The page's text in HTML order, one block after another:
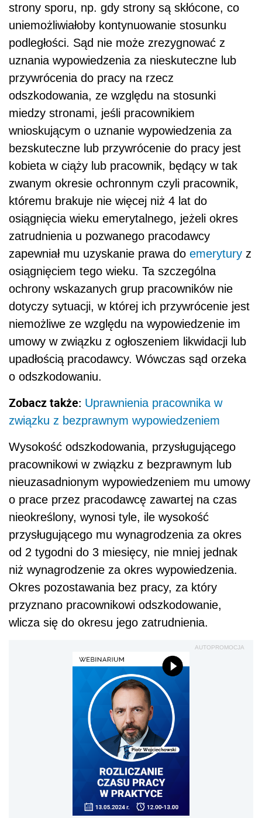
strony sporu, np. gdy strony są skłócone, co
uniemożliwiałoby kontynuowanie stosunku
podległości. Sąd nie może zrezygnować z
uznania wypowiedzenia za nieskuteczne lub
przywrócenia do pracy na rzecz
odszkodowania, ze względu na stosunki
miedzy stronami, jeśli pracownikiem
wnioskującym o uznanie wypowiedzenia za
bezskuteczne lub przywrócenie do pracy jest
kobieta w ciąży lub pracownik, będący w tak
zwanym okresie ochronnym czyli pracownik,
któremu brakuje nie więcej niż 4 lat do
osiągnięcia wieku emerytalnego, jeżeli okres
zatrudnienia u pozwanego pracodawcy
zapewniał mu uzyskanie prawa do emerytury z
osiągnięciem tego wieku. Ta szczególna
ochrony wskazanych grup pracowników nie
dotyczy sytuacji, w której ich przywrócenie jest
niemożliwe ze względu na wypowiedzenie im
umowy w związku z ogłoszeniem likwidacji lub
upadłością pracodawcy. Wówczas sąd orzeka
o odszkodowaniu.
Zobacz także: Uprawnienia pracownika w
związku z bezprawnym wypowiedzeniem
Wysokość odszkodowania, przysługującego
pracownikowi w związku z bezprawnym lub
nieuzasadnionym wypowiedzeniem mu umowy
o prace przez pracodawcę zawartej na czas
nieokreślony, wynosi tyle, ile wysokość
przysługującego mu wynagrodzenia za okres
od 2 tygodni do 3 miesięcy, nie mniej jednak
niż wynagrodzenie za okres wypowiedzenia.
Okres pozostawania bez pracy, za który
przyznano pracownikowi odszkodowanie,
wlicza się do okresu jego zatrudnienia.
AUTOPROMOCJA